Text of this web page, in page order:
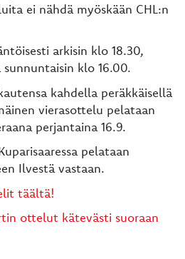
ei nähdä myöskään CHL:n
arkisin klo 18.30,
klo 16.00.
kahdella peräkkäisellä
vierasottelu pelataan
perjantaina 16.9.
pelataan
Ilvestä vastaan.
täältä!
ottelut kätevästi suoraan